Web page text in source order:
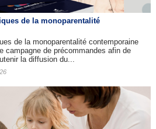
de la monoparentalité
de la monoparentalité contemporaine
campagne de précommandes afin de
la diffusion du...